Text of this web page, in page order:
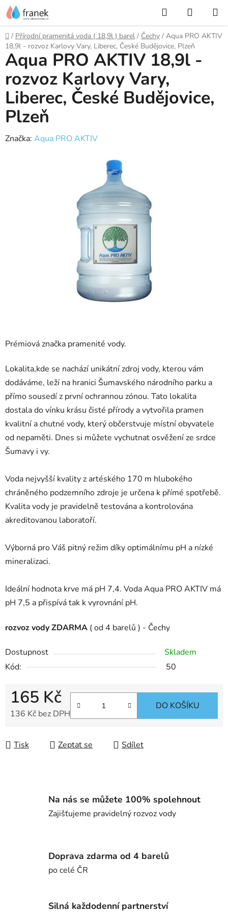
Přejít
na
obsah
Hledat
KOŠÍK
Domů
/ Přírodní pramenitá voda ( 18,9l ) barel / Čechy / Aqua PRO AKTIV
18,9l - rozvoz Karlovy Vary, Liberec, České Budějovice, Plzeň
Prémiová značka pramenité vody.
Lokalita,kde se nachází unikátní zdroj vody, kterou vám
dodáváme, leží na hranici Šumavského národního parku a
přímo sousedí z první ochrannou zónou. Tato lokalita
dostala do vínku krásu čisté přírody a vytvořila pramen
kvalitní a chutné vody, který občerstvuje místní obyvatele
od nepaměti. Dnes si můžete vychutnat osvěžení ze srdce
Šumavy i vy.
Voda nejvyšší kvality z artéského 170 m hlubokého
chráněného podzemního zdroje je určena k přímé spotřebě.
Kvalita vody je pravidelně testována a kontrolována
akreditovanou laboratoří.
Výborná pro Váš pitný režim díky optimálnímu pH a nízké
mineralizaci.
Ideální hodnota krve má pH 7,4. Voda Aqua PRO AKTIV má
pH 7,5 a přispívá tak k vyrovnání pH.
rozvoz vody ZDARMA ( od 4 barelů ) - Čechy
Dostupnost
Skladem
Kód:
50
165 Kč
136 Kč bez DPH
DO KOŠÍKU
Tisk Zeptat se Sdílet
Aqua PRO AKTIV 18,9l -
rozvoz Karlovy Vary,
Liberec, České Budějovice,
Plzeň
Značka: Aqua PRO AKTIV
Na nás se můžete 100% spolehnout
Zajišťujeme pravidelný rozvoz vody
Doprava zdarma od 4 barelů
po celé ČR
Silná každodenní partnerství